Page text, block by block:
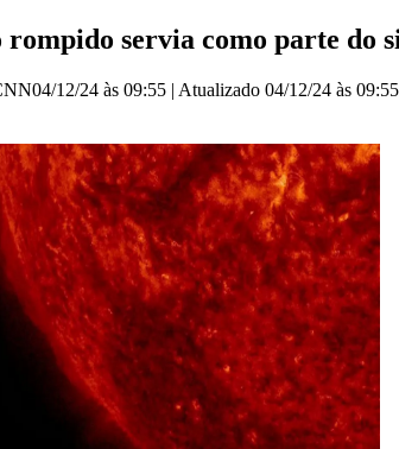
rompido servia como parte do
04/12/24 às 09:55 | Atualizado 04/12/24 às 09:55